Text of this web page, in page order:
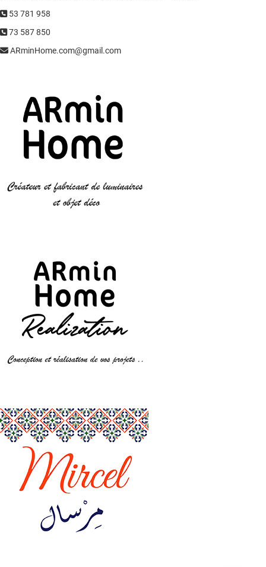
53 781 958
73 587 850
ARminHome.com@gmail.com